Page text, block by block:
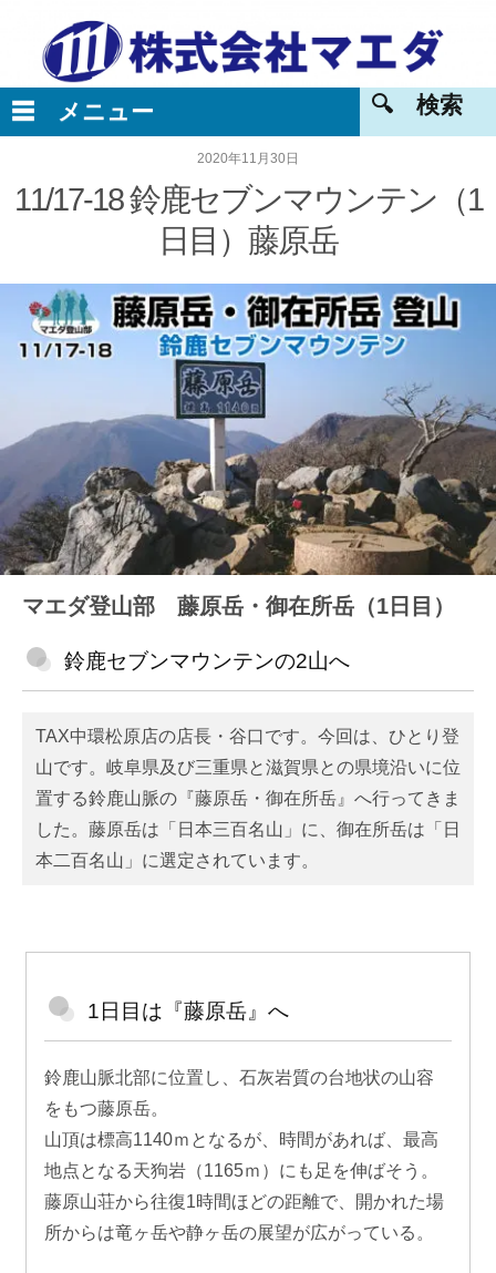
2020年11月30日
11/17-18 鈴鹿セブンマウンテン（1
日目）藤原岳
マエダ登山部 藤原岳・御在所岳（1日目）
鈴鹿セブンマウンテンの2山へ
TAX中環松原店の店長・谷口です。今回は、ひとり登
山です。岐阜県及び三重県と滋賀県との県境沿いに位
置する鈴鹿山脈の『藤原岳・御在所岳』へ行ってきま
した。藤原岳は「日本三百名山」に、御在所岳は「日
本二百名山」に選定されています。
1日目は『藤原岳』へ
鈴鹿山脈北部に位置し、石灰岩質の台地状の山容
をもつ藤原岳。
山頂は標高1140ｍとなるが、時間があれば、最高
地点となる天狗岩（1165ｍ）にも足を伸ばそう。
藤原山荘から往復1時間ほどの距離で、開かれた場
所からは竜ヶ岳や静ヶ岳の展望が広がっている。